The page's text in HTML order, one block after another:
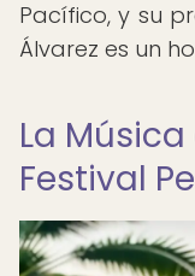
Pacífico, y su
Álvarez es un
La
Festival